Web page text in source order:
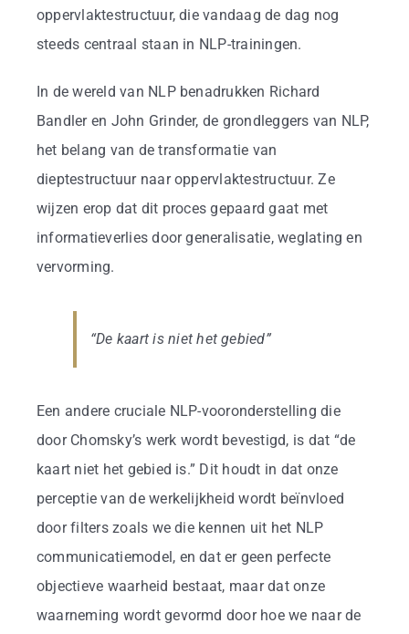
oppervlaktestructuur, die vandaag de dag nog
steeds centraal staan in NLP-trainingen.
In de wereld van NLP benadrukken Richard
Bandler en John Grinder, de grondleggers van NLP,
het belang van de transformatie van
dieptestructuur naar oppervlaktestructuur. Ze
wijzen erop dat dit proces gepaard gaat met
informatieverlies door generalisatie, weglating en
vervorming.
“De kaart is niet het gebied”
Een andere cruciale NLP-vooronderstelling die
door Chomsky’s werk wordt bevestigd, is dat “de
kaart niet het gebied is.” Dit houdt in dat onze
perceptie van de werkelijkheid wordt beïnvloed
door filters zoals we die kennen uit het NLP
communicatiemodel, en dat er geen perfecte
objectieve waarheid bestaat, maar dat onze
waarneming wordt gevormd door hoe we naar de